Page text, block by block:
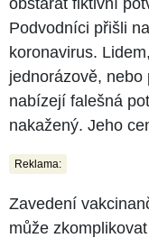
Podvodníci přišli
koronavirus.
jednorázově, nebo
nabízejí falešná
nakažený. Jeho
Reklama:
Zavedení
může